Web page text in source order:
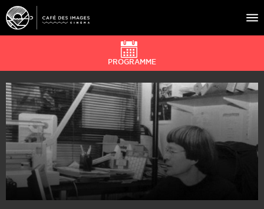
À L’AFFICHE
ÉVÉNEMENTS
CAFÉ DU CINÉ
PRATIQUE
ÉDUCATION AUX IMAGES
PROGRAMME